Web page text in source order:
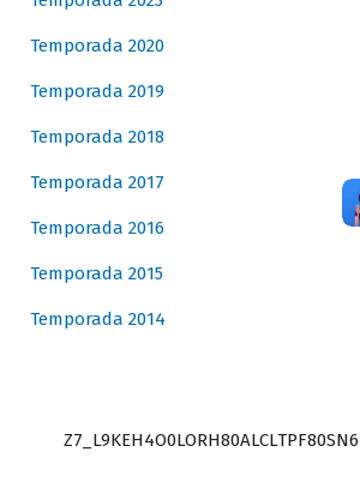
Temporada 2020
Temporada 2019
Temporada 2018
Temporada 2017
Temporada 2016
Temporada 2015
Temporada 2014
Z7_L9KEH4O0LORH80ALCLTPF80SN6